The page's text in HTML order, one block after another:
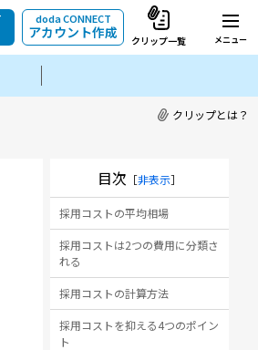
doda CONNECT
アカウント作成 クリップ一覧 メニュー
クリップとは？
目次 ［非表示］
採用コストの平均相場
採用コストは2つの費用に分類さ
れる
採用コストの計算方法
採用コストを抑える4つのポイン
ト